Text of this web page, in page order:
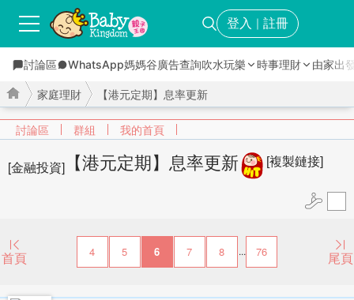
登入 ｜ 註冊
討論區 WhatsApp媽媽谷廣告查詢吹水玩樂 時事理財 由家出
討論區 群組 我的首頁
家庭理財 【港元定期】息率更新
[金融投資] 【港元定期】息率更新 [複製鏈接]
首頁 4 5 6 7 8 ... 76 尾頁